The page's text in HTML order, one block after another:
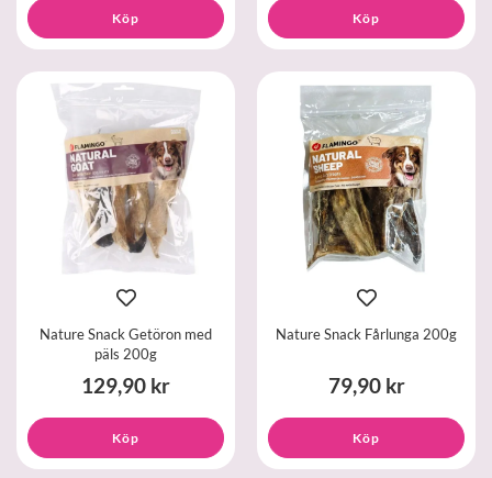
Köp Köp
Nature Snack Getöron med
päls 200g
129,90 kr
Köp
Nature Snack Fårlunga 200g
79,90 kr
Köp